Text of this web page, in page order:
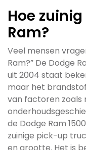
Hoe
Ram?
Veel mensen
Ram?” De Dodge
uit 2004 staat
maar het
van factoren zoals
de Dodge Ram
zuinige pick-up